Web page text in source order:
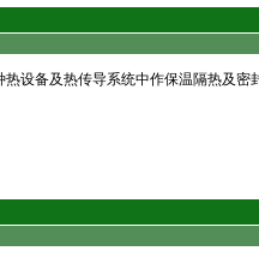
设备及热传导系统中作保温隔热及密